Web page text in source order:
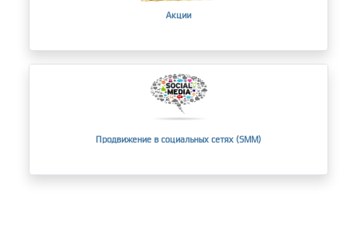
Акции
Продвижение в социальных сетях (SMM)